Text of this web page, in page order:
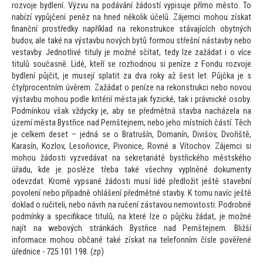
rozvoje bydlení. Výzvu na podávání žádostí vypisuje přímo město. To
nabízí vypůjčení peněz na hned několik účelů. Zájemci mohou získat
finanční prostředky například na rekonstrukce stávajících obytných
budov, ale také na výstavbu nových bytů formou střešní nástavby nebo
vestavby. Jednotlivé tituly je možné sčítat, tedy lze zažádat i o více
titulů současně. Lidé, kteří se rozhodnou si peníze z Fondu rozvoje
bydlení půjčit, je musejí splatit za dva roky až šest let. Půjčka je s
čtyřprocentním úvěrem. Zažádat o peníze na rekonstrukci nebo novou
výstavbu mohou podle kritérií města jak fyzické, tak i právnické osoby.
Podmínkou však vždycky je, aby se předmětná stavba nacházela na
území města Bystřice nad Pernštejnem, nebo jeho místních částí. Těch
je celkem deset – jedná se o Bratrušín, Domanín, Divišov, Dvořiště,
Karasín, Kozlov, Lesoňovice, Pivonice, Rovné a Vítochov. Zájemci si
mohou žádosti vyzvedávat na sekretariátě bystřického městského
úřadu, kde je posléze třeba také všechny vyplněné dokumenty
odevzdat. Kromě vypsané žádosti musí lidé předložit ještě stavební
povolení nebo případně ohlášení předmětné stavby. Ktomu navíc ještě
doklad o ručiteli, nebo návrh na ručení zástavou nemovitosti. Podrobné
podmínky a specifikace titulů, na které lze o půjčku žádat, je možné
najít na webových stránkách Bystřice nad Pernštejnem. Bližší
informace mohou občané také získat na telefonním čísle pověřené
úřednice - 725 101 198. (zp)